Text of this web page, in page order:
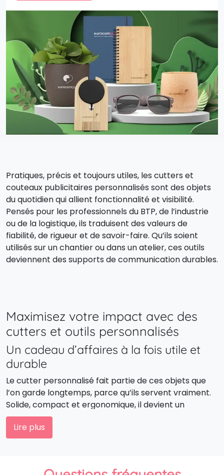
Pratiques, précis et toujours utiles, les cutters et
couteaux publicitaires personnalisés sont des objets
du quotidien qui allient fonctionnalité et visibilité.
Pensés pour les professionnels du BTP, de l’industrie
ou de la logistique, ils traduisent des valeurs de
fiabilité, de rigueur et de savoir-faire. Qu’ils soient
utilisés sur un chantier ou dans un atelier, ces outils
deviennent des supports de communication durables.
Maximisez votre impact avec des
cutters et outils personnalisés
Un cadeau d’affaires à la fois utile et
durable
Le cutter personnalisé fait partie de ces objets que
l’on garde longtemps, parce qu’ils servent vraiment.
Solide, compact et ergonomique, il devient un
compagnon de travail indispensable, portant
discrètement le logo de votre entreprise.
Lire plus